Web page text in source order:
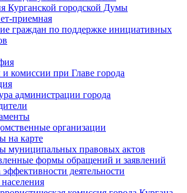
Курганской городской Думы
приемная
граждан по поддержке инициативных
комиссии при Главе города
администрации города
организации
на карте
муниципальных правовых актов
формы обращений и заявлений
деятельности